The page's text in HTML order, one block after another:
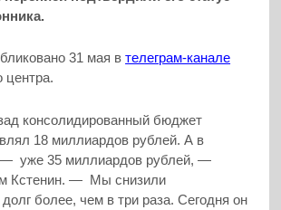
31 мая втелеграм-канале
центра.
консолидированный бюджет
18 миллиардов рублей. А в
уже 35 миллиардов рублей, —
Кстенин. — Мы снизили
более, чем в три раза. Сегодня он